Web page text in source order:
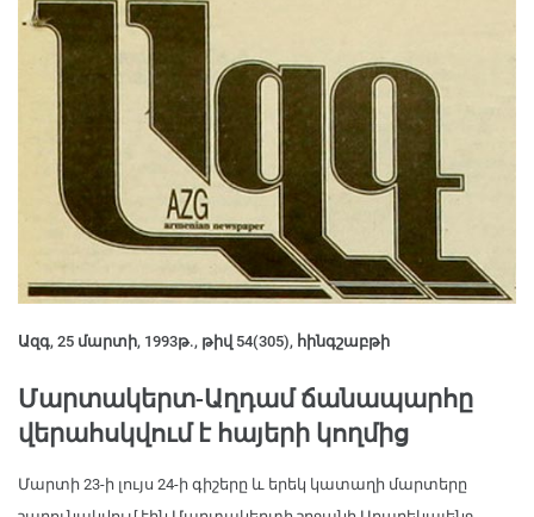
Ազգ, 25 մարտի, 1993թ., թիվ 54(305), հինգշաբթի
Մարտակերտ-Աղդամ ճանապարհը
վերահսկվում է հայերի կողմից
Մարտի 23-ի լույս 24-ի գիշերը և երեկ կատաղի մարտերը